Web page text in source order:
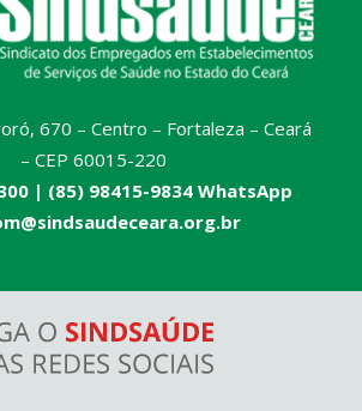
670 – Centro – Fortaleza – Ceará
– CEP 60015-220
| (85) 98415-9834 WhatsApp